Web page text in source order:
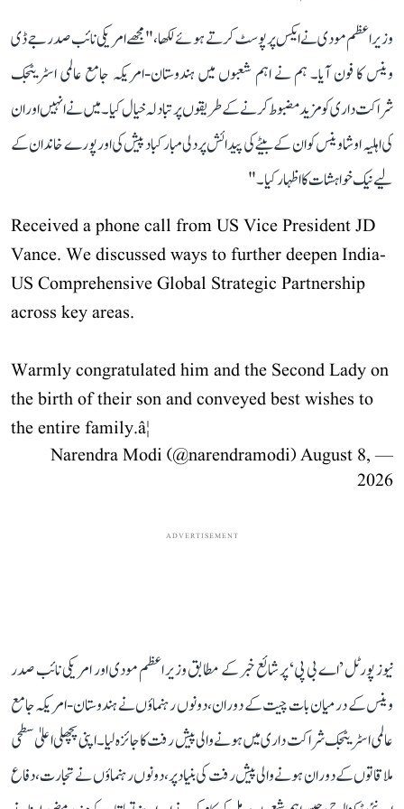
وزیر اعظم مودی نے ایکس پر پوسٹ کرتے ہوئے لکھا، "مجھے امریکی نائب صدر جے ڈی
وینس کا فون آیا۔ ہم نے اہم شعبوں میں ہندوستان-امریکہ جامع عالمی اسٹریٹجک
شراکت داری کو مزید مضبوط کرنے کے طریقوں پر تبادلہ خیال کیا۔ میں نے انہیں اور ان
کی اہلیہ اوشا وینس کو ان کے بیٹے کی پیدائش پر دلی مبارکباد پیش کی اور پورے خاندان کے
لیے نیک خواہشات کا اظہار کیا۔"
Received a phone call from US Vice President JD
Vance. We discussed ways to further deepen India-
US Comprehensive Global Strategic Partnership
across key areas.
Warmly congratulated him and the Second Lady on
the birth of their son and conveyed best wishes to
the entire family.â¦
— Narendra Modi (@narendramodi)
August 8,
2026
ADVERTISEMENT
نیوز پورٹل ’اے بی پی‘ پر شائع خبر کے مطابق وزیر اعظم مودی اور امریکی نائب صدر
وینس کے درمیان بات چیت کے دوران، دونوں رہنماؤں نے ہندوستان-امریکہ جامع
عالمی اسٹریٹجک شراکت داری میں ہونے والی پیش رفت کا جائزہ لیا۔ اپنی پچھلی اعلیٰ سطحی
ملاقاتوں کے دوران ہونے والی پیش رفت کی بنیاد پر، دونوں رہنماؤں نے تجارت، دفاع